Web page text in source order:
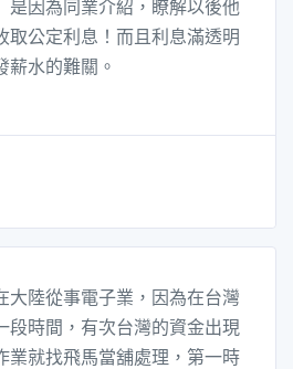
是因為同業介紹，瞭解以後他
取公定利息！而且利息滿透明
薪水的難關。
大陸從事電子業，因為在台灣
段時間，有次台灣的資金出現
業就找飛馬當舖處理，第一時